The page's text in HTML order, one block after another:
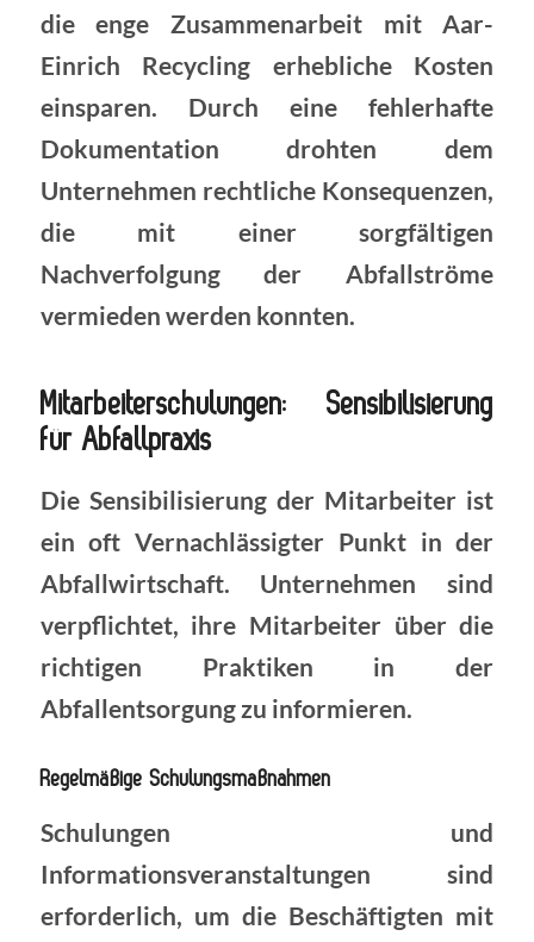
die enge Zusammenarbeit mit Aar-
Einrich Recycling erhebliche Kosten
einsparen. Durch eine fehlerhafte
Dokumentation drohten dem
Unternehmen rechtliche Konsequenzen,
die mit einer sorgfältigen
Nachverfolgung der Abfallströme
vermieden werden konnten.
Mitarbeiterschulungen: Sensibilisierung
für Abfallpraxis
Die Sensibilisierung der Mitarbeiter ist
ein oft Vernachlässigter Punkt in der
Abfallwirtschaft. Unternehmen sind
verpflichtet, ihre Mitarbeiter über die
richtigen Praktiken in der
Abfallentsorgung zu informieren.
Regelmäßige Schulungsmaßnahmen
Schulungen und
Informationsveranstaltungen sind
erforderlich, um die Beschäftigten mit